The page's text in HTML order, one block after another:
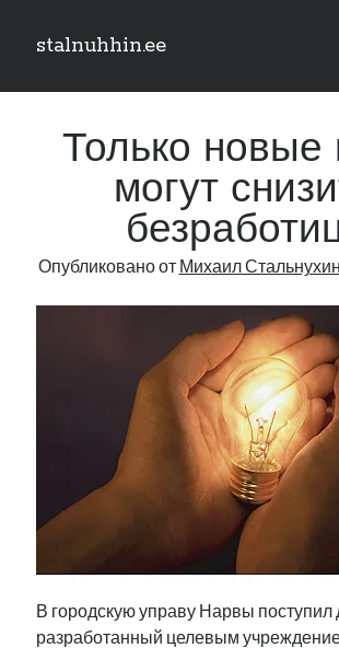
stalnuhhin.ee
Боковая
панель
Поиск
В мире
Нарва и северо-восток
Образование
Парламент и правительство
Фотографии
Экономика
Только новые
могут
Опубликовано от Михаил Стальнухин
В городскую управу Нарвы поступил
разработанный целевым